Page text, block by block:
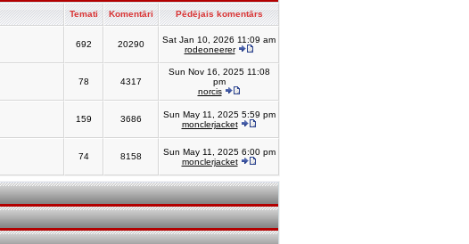
Temati Komentāri Pēdējais komentārs
692 20290
Sat Jan 10, 2026 11:09 am
rodeoneerer
78 4317
Sun Nov 16, 2025 11:08
pm
norcis
159 3686
Sun May 11, 2025 5:59 pm
monclerjacket
74 8158
Sun May 11, 2025 6:00 pm
monclerjacket